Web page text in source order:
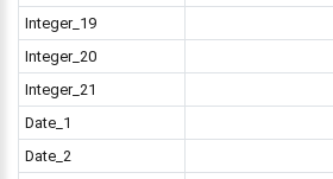
Integer_19
Integer_20
Integer_21
Date_1
Date_2